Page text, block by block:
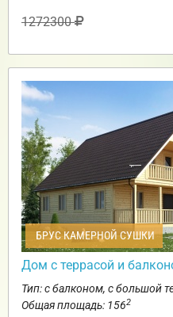
1272300
БРУС КАМЕРНОЙ СУШКИ
Дом с террасой и
Тип: с балконом, с большой
Общая площадь: 1562